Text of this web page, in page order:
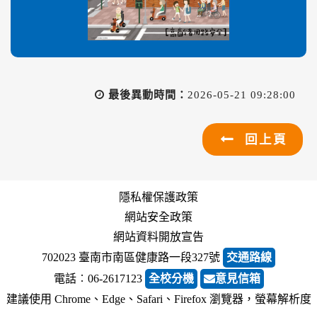
最後異動時間： 2026-05-21 09:28:00
回上頁
隱私權保護政策
網站安全政策
網站資料開放宣告
702023 臺南市南區健康路一段327號 交通路線
電話︰06-2617123 全校分機
意見信箱
建議使用 Chrome、Edge、Safari、Firefox 瀏覽器，螢幕解析度